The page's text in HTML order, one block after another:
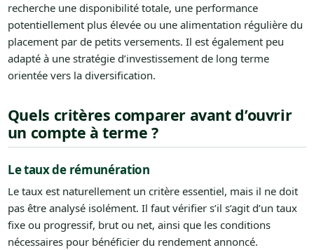
recherche une disponibilité totale, une performance
potentiellement plus élevée ou une alimentation régulière du
placement par de petits versements. Il est également peu
adapté à une stratégie d’investissement de long terme
orientée vers la diversification.
Quels critères comparer avant d’ouvrir
un compte à terme ?
Le taux de rémunération
Le taux est naturellement un critère essentiel, mais il ne doit
pas être analysé isolément. Il faut vérifier s’il s’agit d’un taux
fixe ou progressif, brut ou net, ainsi que les conditions
nécessaires pour bénéficier du rendement annoncé.